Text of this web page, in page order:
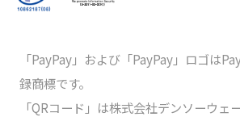
「PayPay」および「PayPay」ロゴは
録商標です。
「QRコード」は株式会社デンソーウェ